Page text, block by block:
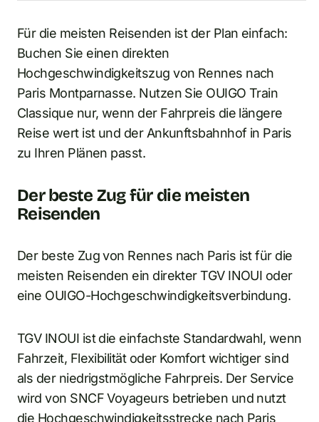
Für die meisten Reisenden ist der Plan einfach:
Buchen Sie einen direkten
Hochgeschwindigkeitszug von Rennes nach
Paris Montparnasse. Nutzen Sie OUIGO Train
Classique nur, wenn der Fahrpreis die längere
Reise wert ist und der Ankunftsbahnhof in Paris
zu Ihren Plänen passt.
Der beste Zug für die meisten
Reisenden
Der beste Zug von Rennes nach Paris ist für die
meisten Reisenden ein direkter TGV INOUI oder
eine OUIGO-Hochgeschwindigkeitsverbindung.
TGV INOUI ist die einfachste Standardwahl, wenn
Fahrzeit, Flexibilität oder Komfort wichtiger sind
als der niedrigstmögliche Fahrpreis. Der Service
wird von SNCF Voyageurs betrieben und nutzt
die Hochgeschwindigkeitsstrecke nach Paris